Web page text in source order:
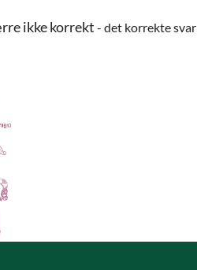
ikke korrekt - det korrekte